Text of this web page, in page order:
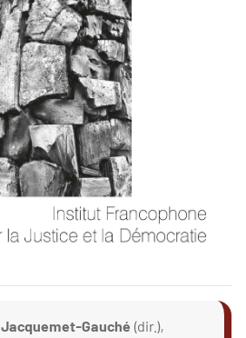
Jacquemet-Gauché (dir.),